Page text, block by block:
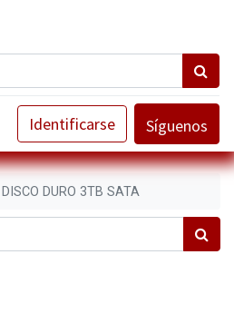
Identificarse Síguenos
DISCO DURO 3TB SATA